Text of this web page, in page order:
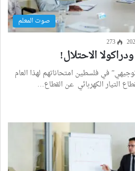
صوت المعلم
273
الاحتلال!
في فلسطين امتحاناتهم لهذا العام
التيار الكهربائي عن القطاع…